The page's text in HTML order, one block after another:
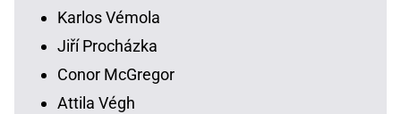
Karlos Vémola
Jiří Procházka
Conor McGregor
Attila Végh